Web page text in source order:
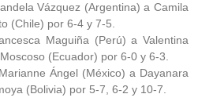
Vázquez (Argentina) a Camila
(Chile) por 6-4 y 7-5.
Maguiña (Perú) a Valentina
(Ecuador) por 6-0 y 6-3.
Ángel (México) a Dayanara
(Bolivia) por 5-7, 6-2 y 10-7.